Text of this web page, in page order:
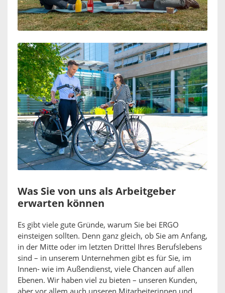
Was Sie von uns als Arbeitgeber
erwarten können
Es gibt viele gute Gründe, warum Sie bei ERGO
einsteigen sollten. Denn ganz gleich, ob Sie am Anfang,
in der Mitte oder im letzten Drittel Ihres Berufslebens
sind – in unserem Unternehmen gibt es für Sie, im
Innen- wie im Außendienst, viele Chancen auf allen
Ebenen. Wir haben viel zu bieten – unseren Kunden,